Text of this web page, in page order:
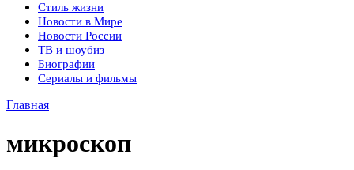
Стиль жизни
Новости в Мире
Новости России
ТВ и шоубиз
Биографии
Сериалы и фильмы
Главная
микроскоп